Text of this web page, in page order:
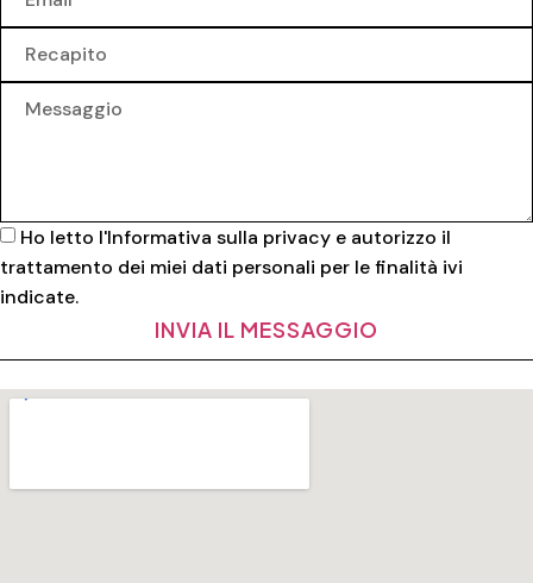
Ho letto l'Informativa sulla privacy e autorizzo il
trattamento dei miei dati personali per le finalità ivi
indicate.
INVIA IL MESSAGGIO